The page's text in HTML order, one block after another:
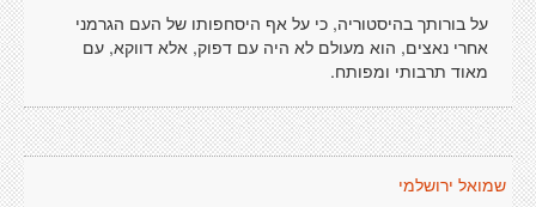
על בורותך בהיסטוריה, כי על אף היסחפותו של העם הגרמני
אחרי נאצים, הוא מעולם לא היה עם דפוק, אלא דווקא, עם
מאוד תרבותי ומפותח.
שמואל ירושלמי